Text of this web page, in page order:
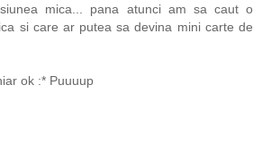
mica... pana atunci am sa caut o
si care ar putea sa devina mini carte de
ok :* Puuuup